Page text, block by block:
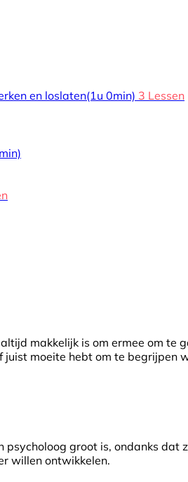
en loslaten(1u 0min) 3 Lessen
makkelijk is om ermee om te
moeite hebt om te begrijpen
groot is, ondanks
willen ontwikkelen.